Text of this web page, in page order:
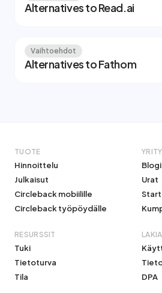
Alternatives to Read.ai
Vaihtoehdot
Alternatives to Fathom
TUOTE
Hinnoittelu
Julkaisut
Circleback mobiilille
Circleback työpöydälle
Blogi
Urat
RESURSSIT
Tuki
Tietoturva
Tila
DPA